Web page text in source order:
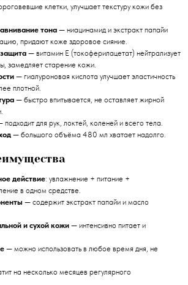
клетки, улучшает текстуру кожи без
тона — ниацинамид и экстракт папайи
придают коже здоровое сияние.
— витамин E (токоферилацетат) нейтрализует
замедляет старение кожи.
— гиалуроновая кислота улучшает эластичность
плотной.
— быстро впитывается, не оставляет жирной
подходит для рук, локтей, коленей и всего тела.
— большого объёма 480 мл хватает надолго.
действие: увлажнение + питание +
в одном средстве.
— содержит экстракт папайи и масло
и сухой кожи — интенсивно питает и
— можно использовать в любое время дня, не
на несколько месяцев регулярного